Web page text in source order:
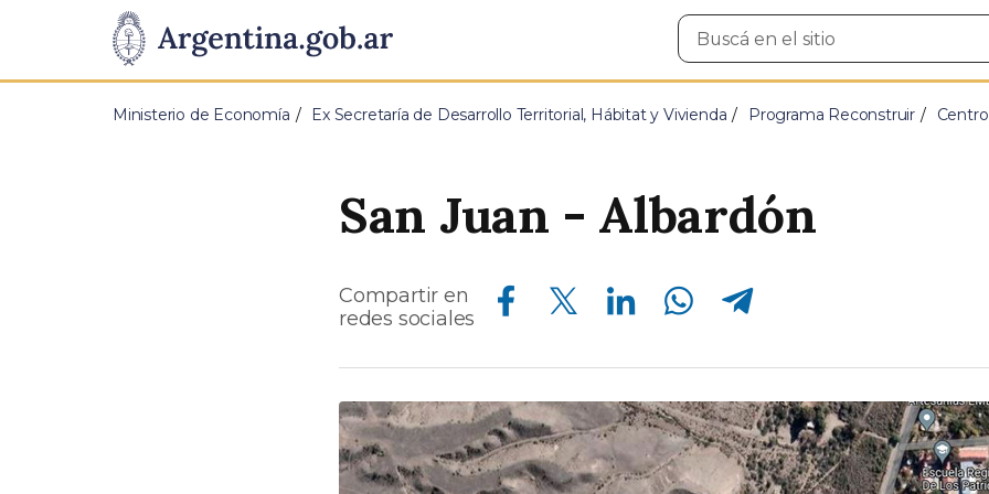
Presidencia
de
Pasar al contenido principal
Buscar
en
Ministerio de Economía Ex Secretaría de Desarrollo Territorial, Hábitat y Vivienda Programa Reconstruir
San Juan - Albardón
Compartir en
redes sociales
Compartir en Facebook Compartir en Twitter Compartir en Linkedin Compartir en Whatsapp Compartir en Telegram